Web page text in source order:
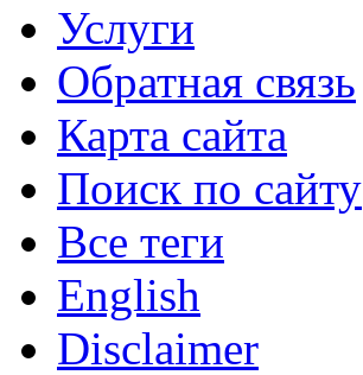
Услуги
Обратная связь
Карта сайта
Поиск по сайту
Все теги
English
Disclaimer